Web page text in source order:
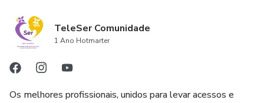
TeleSer Comunidade
1 Ano Hotmarter
Os melhores profissionais, unidos para levar acessos e